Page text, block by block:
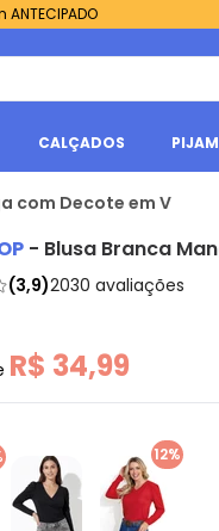
CALÇADOS
com Decote em V
- Blusa Branca
(3,9)2030 avaliações
R$ 34,99
12%